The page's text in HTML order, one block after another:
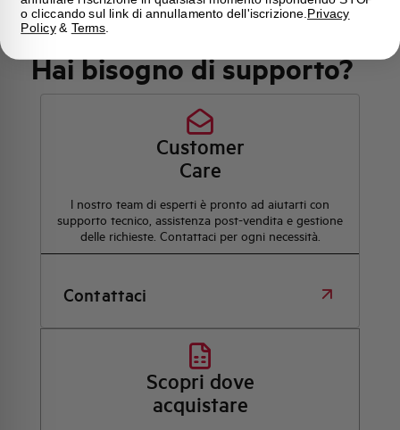
Hai bisogno di supporto?
Customer
Care
l nostro team di esperti è pronto ad aiutarti con
supporto tecnico, assistenza post-vendita e gestione
delle richieste. Contattaci per ogni necessità.
Contattaci
Scopri dove
acquistare
o cliccando sul link di annullamento dell'iscrizione. Privacy
Policy& Terms